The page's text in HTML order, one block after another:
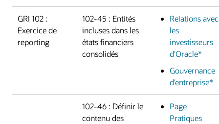
GRI 102 :
Exercice de
reporting
102-45 : Entités
incluses dans les
états financiers
consolidés
Relations avec
les
investisseurs
d'Oracle*
Gouvernance
d’entreprise*
102-46 : Définir le
contenu des
Page
Pratiques